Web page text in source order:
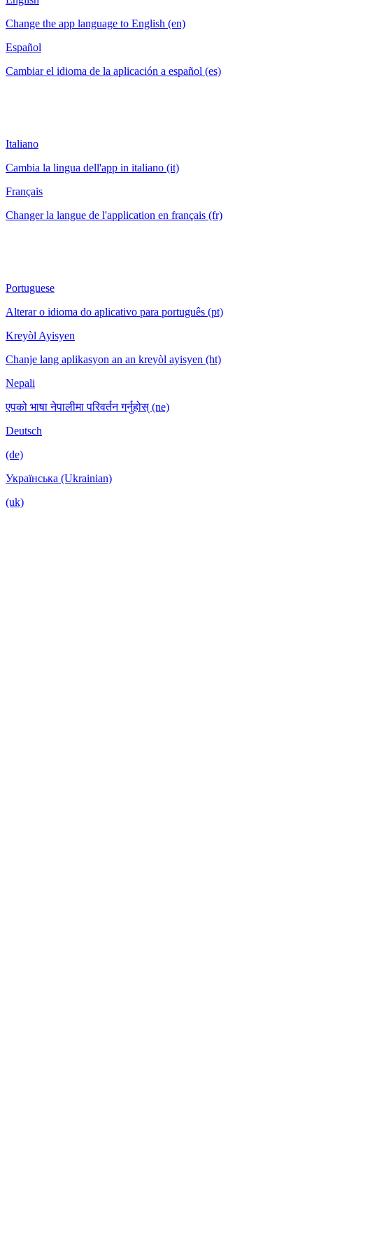
Change the app language to English (en)
Español
Cambiar el idioma de la aplicación a español (es)
Italiano
Cambia la lingua dell'app in italiano (it)
Français
Changer la langue de l'application en français (fr)
Portuguese
Alterar o idioma do aplicativo para português (pt)
Kreyòl Ayisyen
Chanje lang aplikasyon an an kreyòl ayisyen (ht)
Nepali
एपको भाषा नेपालीमा परिवर्तन गर्नुहोस् (ne)
Deutsch
(de)
Українська (Ukrainian)
(uk)